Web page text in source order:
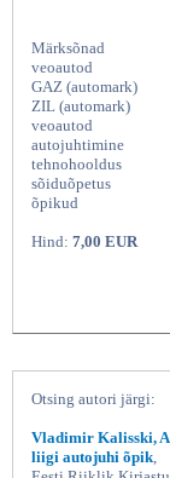
Märksõnad
veoautod
GAZ (automark)
ZIL (automark)
veoautod
autojuhtimine
tehnohooldus
sõiduõpetus
õpikud
Hind: 7,00 EUR
Otsing autori järgi:
Vladimir Kalisski,
liigi autojuhi õpik